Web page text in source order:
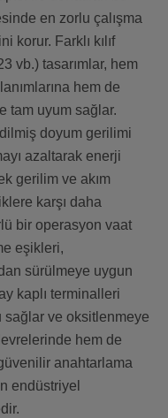
en zorlu çalışma
korur. Farklı kılıf
vb.) tasarımlar, hem
hem de
tam uyum sağlar.
doyum gerilimi
azaltarak enerji
gerilim ve akım
karşı daha
bir operasyon vaat
eşikleri,
sürülmeye uygun
kaplı terminalleri
ve oksitlenmeye
hem de
anahtarlama
endüstriyel